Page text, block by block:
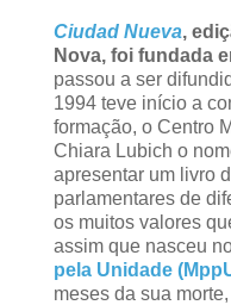
Ciudad Nueva,
Nova, foi fundada
passou a ser
1994 teve início a
formação, o Centro
Chiara Lubich o
apresentar um livro
parlamentares de
os muitos valores
assim que nasceu
pela Unidade
meses da sua